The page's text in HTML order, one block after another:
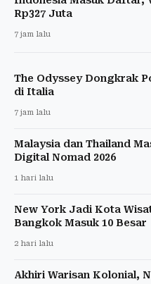
Rp327 Juta
7 jam lalu
The Odyssey Dongkrak
di Italia
7 jam lalu
Malaysia dan Thailand
Digital Nomad 2026
1 hari lalu
New York Jadi Kota
Bangkok Masuk 10 Besar
2 hari lalu
Akhiri Warisan Kolonial,